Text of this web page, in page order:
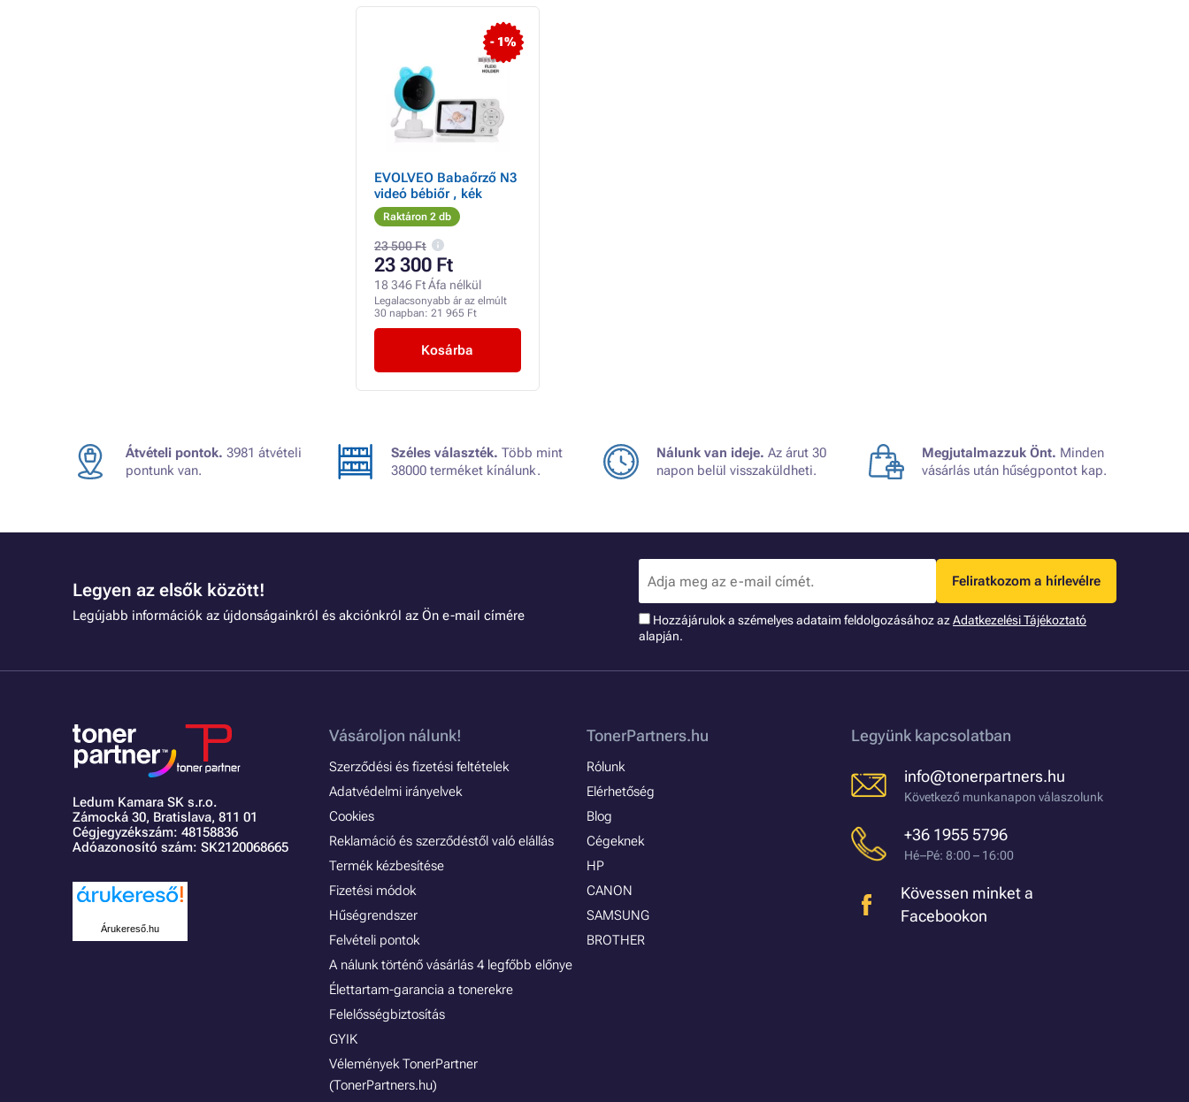
- 1%
EVOLVEO Babaőrző N3
videó bébiőr , kék
Raktáron 2 db
23 500 Ft
23 300 Ft
18 346 Ft Áfa nélkül
Legalacsonyabb ár az elmúlt
30 napban: 21 965 Ft
Kosárba
Átvételi pontok. 3981 átvételi
pontunk van.
Széles választék. Több mint
38000 terméket kínálunk.
Nálunk van ideje. Az árut 30
napon belül visszaküldheti.
Megjutalmazzuk Önt. Minden
vásárlás után hűségpontot kap.
Legyen az elsők között!
Legújabb információk az újdonságainkról és akciónkról az Ön e-mail címére
Feliratkozom a hírlevélre
Hozzájárulok a szémelyes adataim feldolgozásához azAdatkezelési Tájékoztató
alapján.
Ledum Kamara SK s.r.o.
Zámocká 30, Bratislava, 811 01
Cégjegyzékszám: 48158836
Adóazonosító szám: SK2120068665
Árukereső.hu
Vásároljon nálunk!
Szerződési és fizetési feltételek
Adatvédelmi irányelvek
Cookies
Reklamáció és szerződéstől való elállás
Termék kézbesítése
Fizetési módok
Hűségrendszer
Felvételi pontok
A nálunk történő vásárlás 4 legfőbb előnye
Élettartam-garancia a tonerekre
Felelősségbiztosítás
GYIK
Vélemények TonerPartner
(TonerPartners.hu)
TonerPartners.hu
Rólunk
Elérhetőség
Blog
Cégeknek
HP
CANON
SAMSUNG
BROTHER
Legyünk kapcsolatban
info@tonerpartners.hu
Következő munkanapon válaszolunk
+36 1955 5796
Hé–Pé: 8:00 – 16:00
Kövessen minket a
Facebookon